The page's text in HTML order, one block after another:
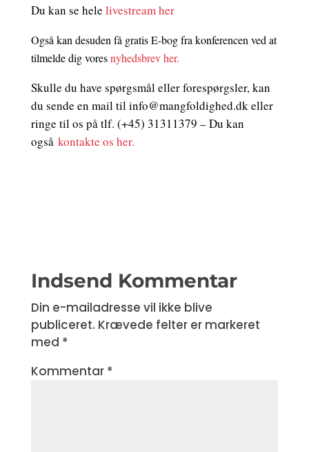
Du kan se hele livestream her
Også kan desuden få gratis E-bog fra konferencen ved at
tilmelde dig voresnyhedsbrev her.
Skulle du have spørgsmål eller forespørgsler, kan
du sende en mail til info@mangfoldighed.dk eller
ringe til os på tlf. (+45) 31311379 – Du kan
også kontakte os her.
Indsend Kommentar
Din e-mailadresse vil ikke blive
publiceret. Krævede felter er markeret
med *
Kommentar *